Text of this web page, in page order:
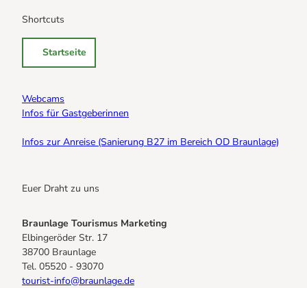
Shortcuts
Startseite
Webcams
Infos für Gastgeberinnen
Infos zur Anreise (Sanierung B27 im Bereich OD Braunlage)
Euer Draht zu uns
Braunlage Tourismus Marketing
Elbingeröder Str. 17
38700 Braunlage
Tel. 05520 - 93070
tourist-info@braunlage.de